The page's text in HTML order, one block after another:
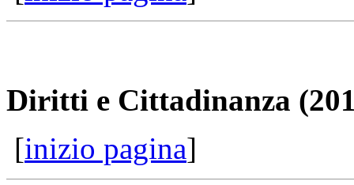
Diritti e Cittadinanza
[inizio pagina]